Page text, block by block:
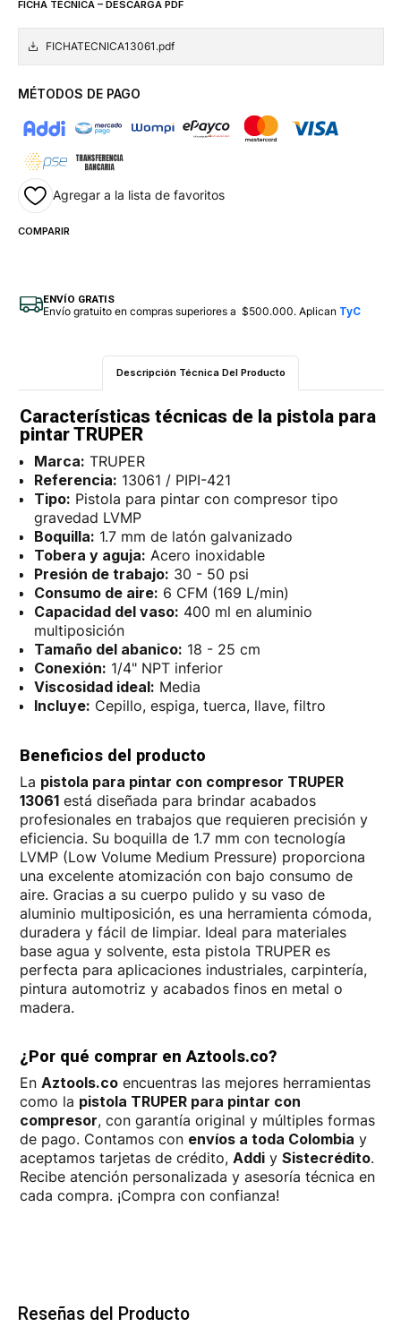
FICHA TÉCNICA – DESCARGA PDF
FICHATECNICA13061.pdf
MÉTODOS DE PAGO
Agregar a la lista de favoritos
COMPARIR
ENVÍO GRATIS
Envío gratuito en compras superiores a $500.000. Aplican TyC
Descripción Técnica Del Producto
Características técnicas de la pistola para
pintar TRUPER
Marca: TRUPER
Referencia: 13061 / PIPI-421
Tipo: Pistola para pintar con compresor tipo
gravedad LVMP
Boquilla: 1.7 mm de latón galvanizado
Tobera y aguja: Acero inoxidable
Presión de trabajo: 30 - 50 psi
Consumo de aire: 6 CFM (169 L/min)
Capacidad del vaso: 400 ml en aluminio
multiposición
Tamaño del abanico: 18 - 25 cm
Conexión: 1/4" NPT inferior
Viscosidad ideal: Media
Incluye: Cepillo, espiga, tuerca, llave, filtro
Beneficios del producto
La pistola para pintar con compresor TRUPER
13061está diseñada para brindar acabados
profesionales en trabajos que requieren precisión y
eficiencia. Su boquilla de 1.7 mm con tecnología
LVMP (Low Volume Medium Pressure) proporciona
una excelente atomización con bajo consumo de
aire. Gracias a su cuerpo pulido y su vaso de
aluminio multiposición, es una herramienta cómoda,
duradera y fácil de limpiar. Ideal para materiales
base agua y solvente, esta pistola TRUPER es
perfecta para aplicaciones industriales, carpintería,
pintura automotriz y acabados finos en metal o
madera.
¿Por qué comprar en Aztools.co?
En Aztools.coencuentras las mejores herramientas
como la pistola TRUPER para pintar con
compresor, con garantía original y múltiples formas
de pago. Contamos con envíos a toda Colombia y
aceptamos tarjetas de crédito, Addiy Sistecrédito.
Recibe atención personalizada y asesoría técnica en
cada compra. ¡Compra con confianza!
Reseñas del Producto